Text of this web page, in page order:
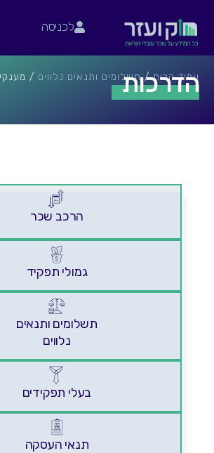
לתוכן
לכניסה
עמוד הבית/תשלומים ותנאים נלווים / הדרכות
הרכב שכר
גמולי תפקיד
תשלומים ותנאים
נלווים
בעלי תפקידים
תנאי העסקה